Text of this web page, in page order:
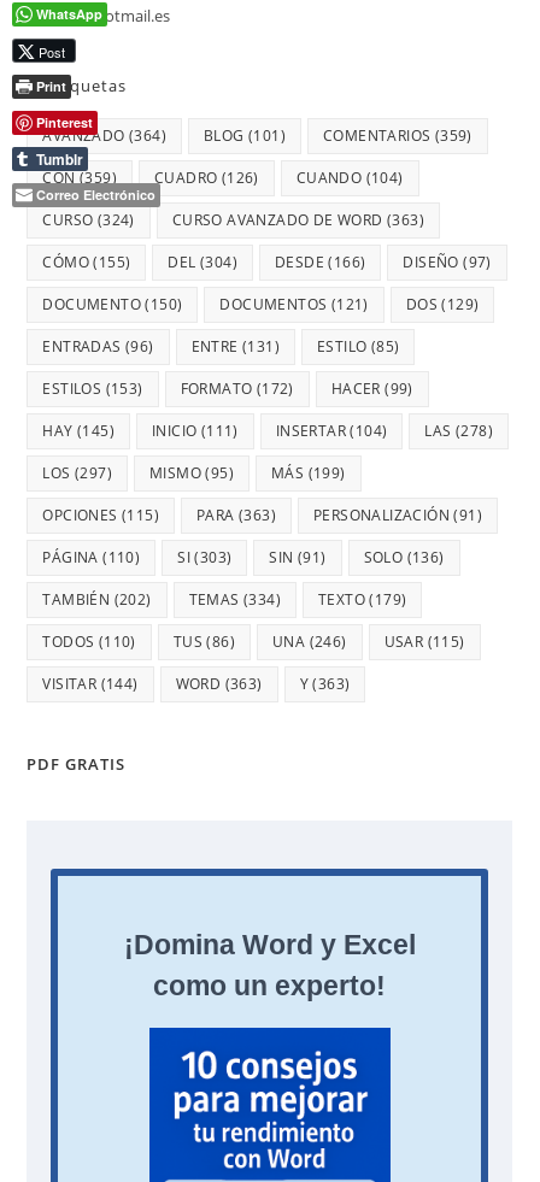
jmmarz@hotmail.es
Etiquetas
AVANZADO (364) BLOG (101) COMENTARIOS (359)
CON(359) CUADRO (126) CUANDO (104)
CURSO (324) CURSO AVANZADO DE WORD (363)
CÓMO(155) DEL (304) DESDE (166) DISEÑO (97)
DOCUMENTO(150) DOCUMENTOS (121) DOS (129)
ENTRADAS (96) ENTRE (131) ESTILO (85)
ESTILOS (153) FORMATO (172) HACER (99)
HAY (145) INICIO (111) INSERTAR(104) LAS (278)
LOS (297) MISMO(95) MÁS (199)
OPCIONES (115) PARA (363) PERSONALIZACIÓN (91)
PÁGINA (110) SI(303) SIN (91) SOLO (136)
TAMBIÉN (202) TEMAS (334) TEXTO(179)
TODOS (110) TUS (86) UNA (246) USAR (115)
VISITAR (144) WORD (363) Y(363)
PDF GRATIS
WhatsApp
Post
Print
Pinterest
Tumblr
Correo Electrónico